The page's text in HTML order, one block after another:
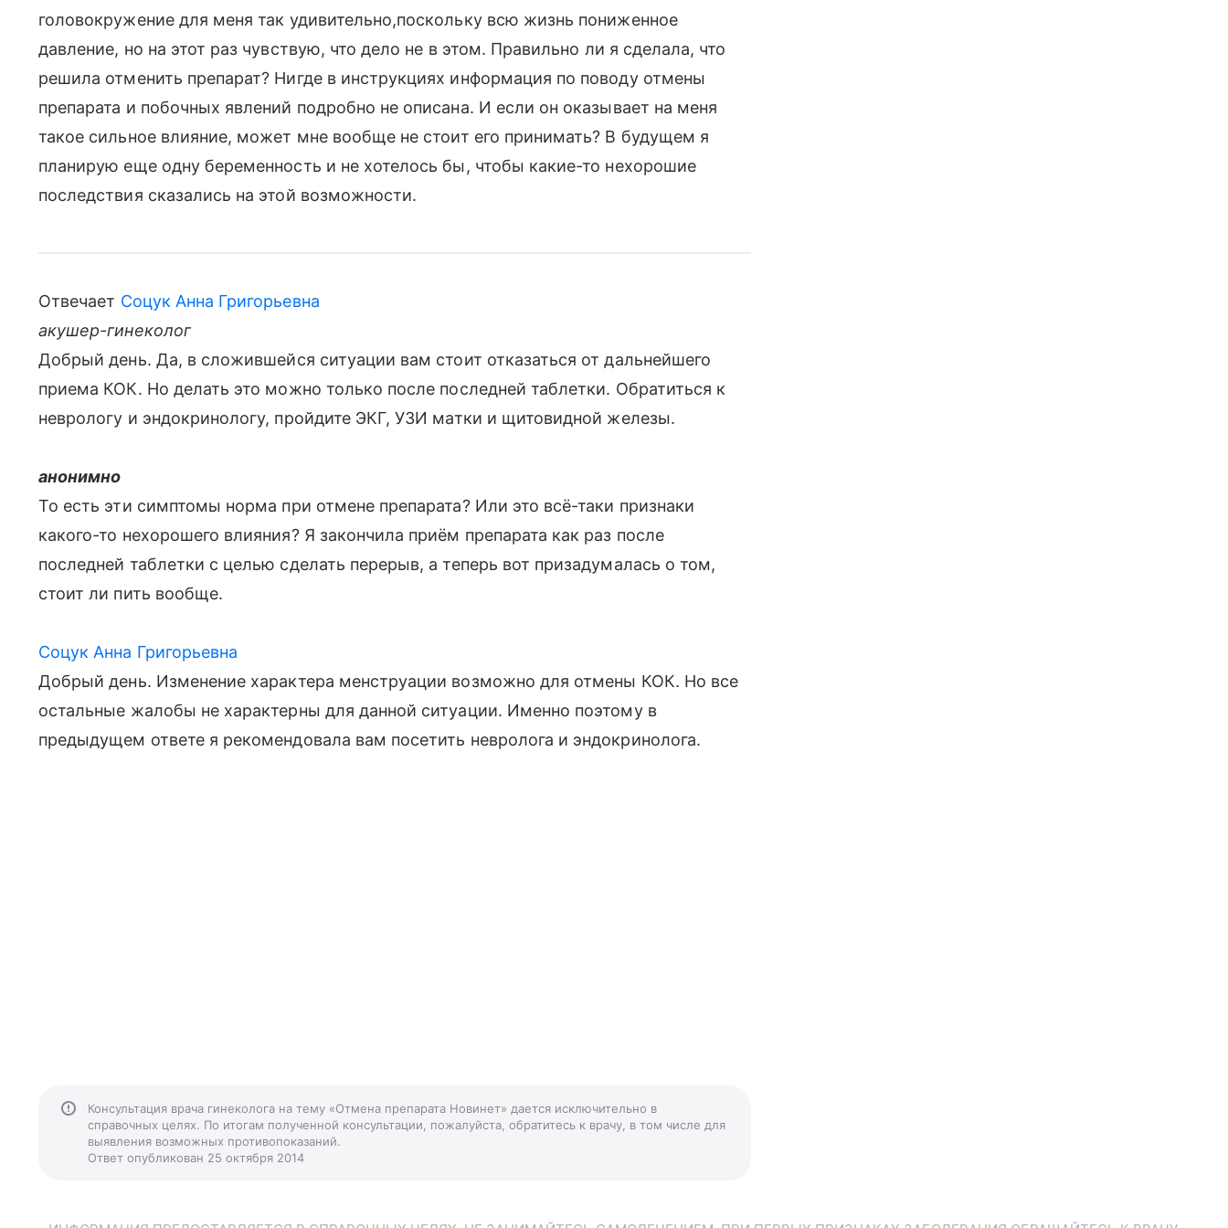
головокружение для меня так удивительно,поскольку всю жизнь пониженное
давление, но на этот раз чувствую, что дело не в этом. Правильно ли я сделала, что
решила отменить препарат? Нигде в инструкциях информация по поводу отмены
препарата и побочных явлений подробно не описана. И если он оказывает на меня
такое сильное влияние, может мне вообще не стоит его принимать? В будущем я
планирую еще одну беременность и не хотелось бы, чтобы какие-то нехорошие
последствия сказались на этой возможности.
Отвечает Соцук Анна Григорьевна
акушер-гинеколог
Добрый день. Да, в сложившейся ситуации вам стоит отказаться от дальнейшего
приема КОК. Но делать это можно только после последней таблетки. Обратиться к
неврологу и эндокринологу, пройдите ЭКГ, УЗИ матки и щитовидной железы.
анонимно
То есть эти симптомы норма при отмене препарата? Или это всё-таки признаки
какого-то нехорошего влияния? Я закончила приём препарата как раз после
последней таблетки с целью сделать перерыв, а теперь вот призадумалась о том,
стоит ли пить вообще.
Соцук Анна Григорьевна
Добрый день. Изменение характера менструации возможно для отмены КОК. Но все
остальные жалобы не характерны для данной ситуации. Именно поэтому в
предыдущем ответе я рекомендовала вам посетить невролога и эндокринолога.
Консультация врача гинеколога на тему «Отмена препарата Новинет» дается исключительно в
справочных целях. По итогам полученной консультации, пожалуйста, обратитесь к врачу, в том числе для
выявления возможных противопоказаний.
Ответ опубликован 25 октября 2014